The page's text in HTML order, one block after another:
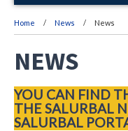
Home News News
NEWS
YOU CAN FIND
THE SALURBAL
SALURBAL